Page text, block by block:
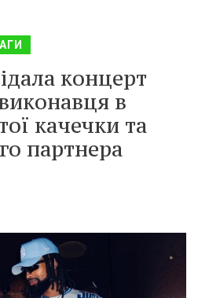
концерт
в
качечки та
партнера